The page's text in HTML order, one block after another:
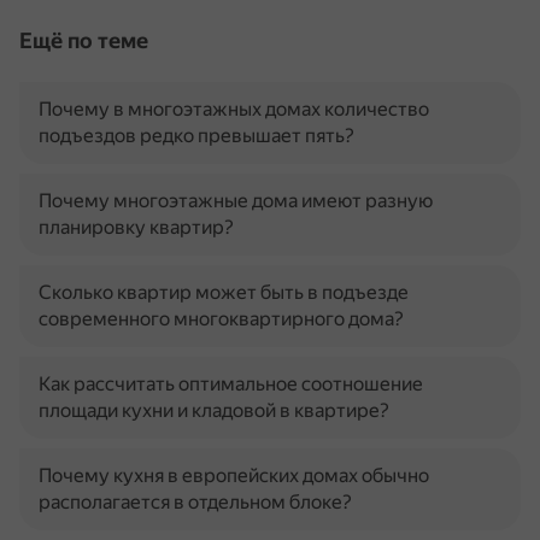
Ещё по теме
Почему в многоэтажных домах количество
подъездов редко превышает пять?
Почему многоэтажные дома имеют разную
планировку квартир?
Сколько квартир может быть в подъезде
современного многоквартирного дома?
Как рассчитать оптимальное соотношение
площади кухни и кладовой в квартире?
Почему кухня в европейских домах обычно
располагается в отдельном блоке?